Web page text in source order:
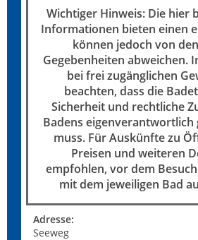
Wichtiger Hinweis: Die hier
Informationen bieten einen
können jedoch von
Gegebenheiten abweichen.
bei frei zugänglichen
beachten, dass die
Sicherheit und rechtliche
Badens
muss. Für Auskünfte zu
Preisen und weiteren
empfohlen, vor dem
mit dem jeweiligen Bad
Adresse:
Seeweg